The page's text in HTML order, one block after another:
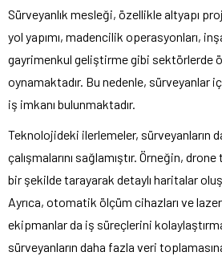
Sürveyanlık mesleği, özellikle altyapı
yol yapımı, madencilik operasyonları,
gayrimenkul geliştirme gibi sektörlerde
oynamaktadır. Bu nedenle, sürveyanlar
iş imkanı bulunmaktadır.
Teknolojideki ilerlemeler, sürveyanların
çalışmalarını sağlamıştır. Örneğin,
bir şekilde tarayarak detaylı haritalar
Ayrıca, otomatik ölçüm cihazları ve lazer
ekipmanlar da iş süreçlerini
sürveyanların daha fazla veri